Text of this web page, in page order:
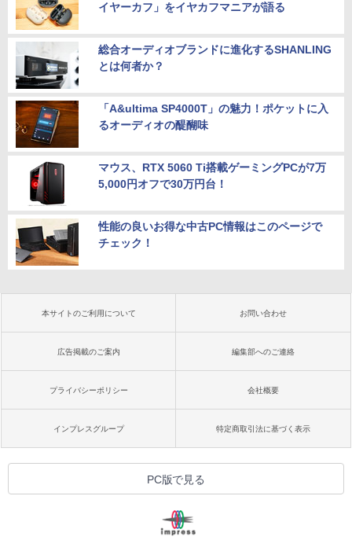
イヤーカフ」をイヤカフマニアが語る
総合オーディオブランドに進化するSHANLING
とは何者か？
「A&ultima SP4000T」の魅力！ポケットに入
るオーディオの醍醐味
マウス、RTX 5060 Ti搭載ゲーミングPCが7万
5,000円オフで30万円台！
性能の良いお得な中古PC情報はこのページで
チェック！
本サイトのご利用について お問い合わせ
広告掲載のご案内 編集部へのご連絡
プライバシーポリシー 会社概要
インプレスグループ 特定商取引法に基づく表示
PC版で見る